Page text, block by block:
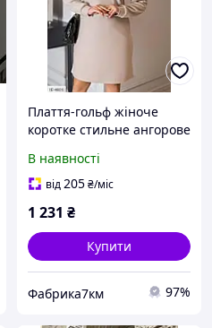
Плаття-гольф жіноче
коротке стильне ангорове
великих розмірів 46-56
В наявності
від205₴/міс
1 231 ₴
Купити
Фабрика7км 97%